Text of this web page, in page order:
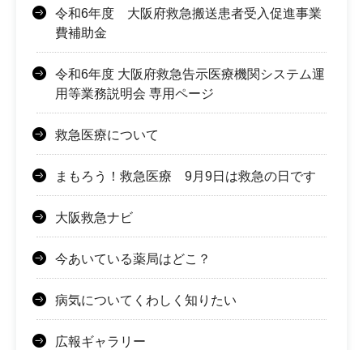
令和6年度 大阪府救急搬送患者受入促進事業
費補助金
令和6年度 大阪府救急告示医療機関システム運
用等業務説明会 専用ページ
救急医療について
まもろう！救急医療 9月9日は救急の日です
大阪救急ナビ
今あいている薬局はどこ？
病気についてくわしく知りたい
広報ギャラリー